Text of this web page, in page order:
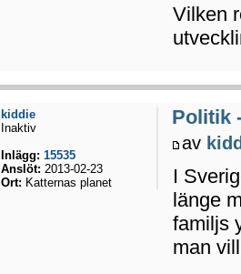
Vilken
Politik
av
I
länge
familjs
man
kiddie
Inaktiv
Inlägg: 15535
Anslöt: 2013-02-23
Ort: Katternas planet